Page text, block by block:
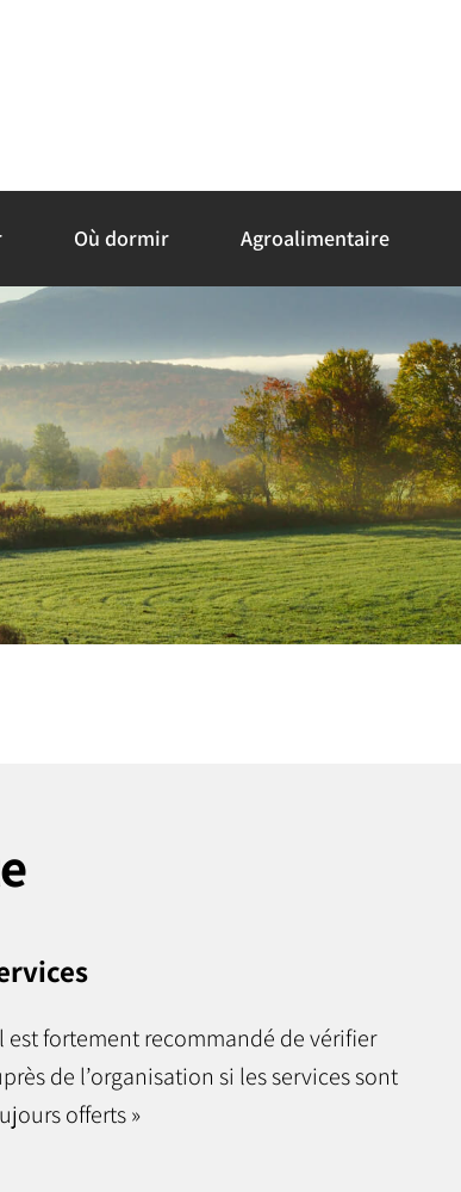
Où dormir Agroalimentaire
est fortement recommandé de vérifier
de l’organisation si les services sont
offerts »